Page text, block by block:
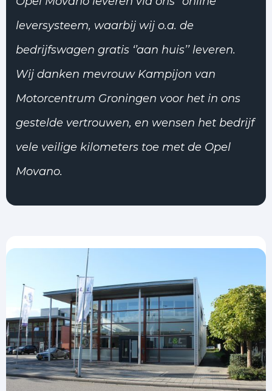
leversysteem, waarbij wij o.a. de
bedrijfswagen gratis ‘’aan huis’’ leveren.
Wij danken mevrouw Kampijon van
Motorcentrum Groningen voor het in ons
gestelde vertrouwen, en wensen het bedrijf
vele veilige kilometers toe met de Opel
Movano.